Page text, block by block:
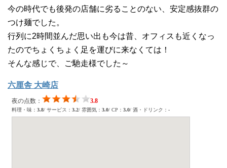
今の時代でも後発の店舗に劣ることのない、安定感抜群の
つけ麺でした。
行列に2時間並んだ思い出も今は昔、オフィスも近くなっ
たのでちょくちょく足を運びに来なくては！
そんな感じで、ご馳走様でした～
六厘舎 大崎店